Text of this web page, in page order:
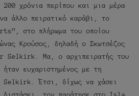
χρόνια περίπου και μια μέρα
άλλο πειρατικό καράβι, το
στο πλήρωμα του οποίου
Κρούσος, δηλαδή ο Σκωτσέζος
Selkirk. Μα, ο αρχιπειρατής του
ευχαριστημένος με τη
Selkirk. Έτσι, δίχως να χάσει
διστάσει, τον παράτησε στο Isla